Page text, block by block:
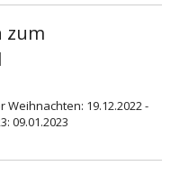
zum
19.12.2022 -
09.01.2023